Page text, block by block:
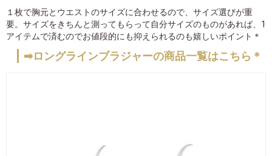
１枚で胸元とウエストのサイズに合わせるので、サイズ選びが重
要。サイズをきちんと測ってもらって自分サイズのものがあれば、1
アイテムで済むのでお値段的にも抑えられるのも嬉しいポイント＊
➡ロングラインブラジャーの商品一覧はこちら＊